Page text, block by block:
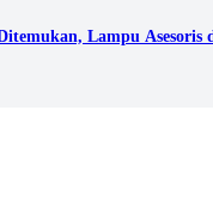
Lampu Asesoris